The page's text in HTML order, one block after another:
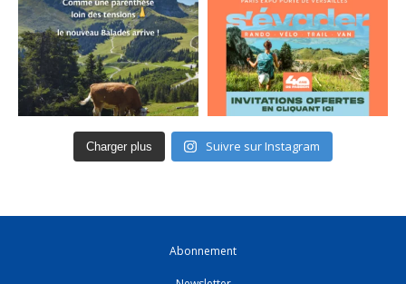
Charger plus Suivre sur Instagram
Abonnement